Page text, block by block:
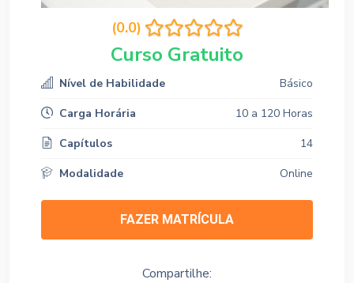
(0.0)
Curso Gratuito
Nível de Habilidade
Básico
Carga Horária
10 a 120 Horas
Capítulos
14
Modalidade
Online
FAZER MATRÍCULA
Compartilhe: